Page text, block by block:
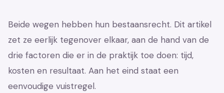
Beide wegen hebben hun bestaansrecht. Dit artikel
zet ze eerlijk tegenover elkaar, aan de hand van de
drie factoren die er in de praktijk toe doen: tijd,
kosten en resultaat. Aan het eind staat een
eenvoudige vuistregel.